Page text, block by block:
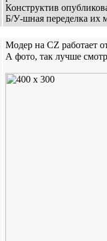
Конструктив
Б/У-шная переделка их
Модер на CZ работает
А фото, так лучше